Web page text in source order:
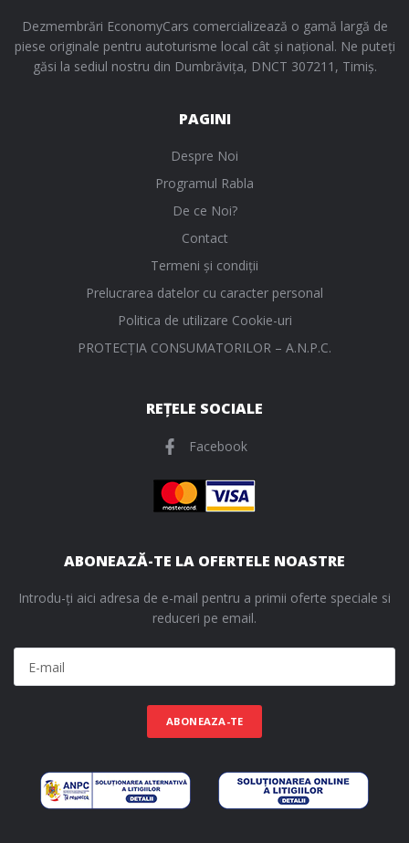
Dezmembrări EconomyCars comercializează o gamă largă de
piese originale pentru autoturisme local cât și național. Ne puteți
găsi la sediul nostru din Dumbrăvița, DNCT 307211, Timiș.
PAGINI
Despre Noi
Programul Rabla
De ce Noi?
Contact
Termeni și condiții
Prelucrarea datelor cu caracter personal
Politica de utilizare Cookie-uri
PROTECŢIA CONSUMATORILOR – A.N.P.C.
REȚELE SOCIALE
Facebook
ABONEAZĂ-TE LA OFERTELE NOASTRE
Introdu-ți aici adresa de e-mail pentru a primii oferte speciale si
reduceri pe email.
ABONEAZA-TE